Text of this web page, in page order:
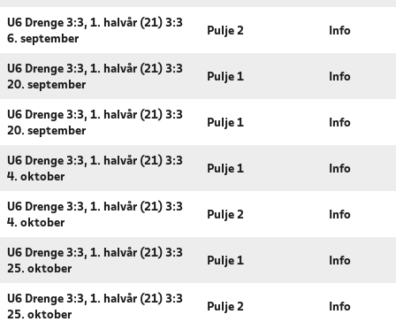
U6 Drenge 3:3, 1. halvår (21) 3:3
6. september
Pulje 2 Info
U6 Drenge 3:3, 1. halvår (21) 3:3
20. september
Pulje 1 Info
U6 Drenge 3:3, 1. halvår (21) 3:3
20. september
Pulje 1 Info
U6 Drenge 3:3, 1. halvår (21) 3:3
4. oktober
Pulje 1 Info
U6 Drenge 3:3, 1. halvår (21) 3:3
4. oktober
Pulje 2 Info
U6 Drenge 3:3, 1. halvår (21) 3:3
25. oktober
Pulje 1 Info
U6 Drenge 3:3, 1. halvår (21) 3:3
25. oktober
Pulje 2 Info